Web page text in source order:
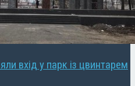
вхід у парк із цвинтарем